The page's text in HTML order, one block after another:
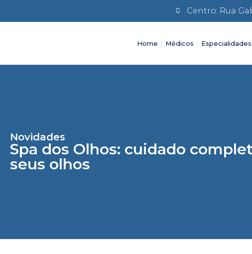
Centro: Rua
Home Médicos Especialidades
Novidades
Spa dos Olhos: cuidado
seus olhos